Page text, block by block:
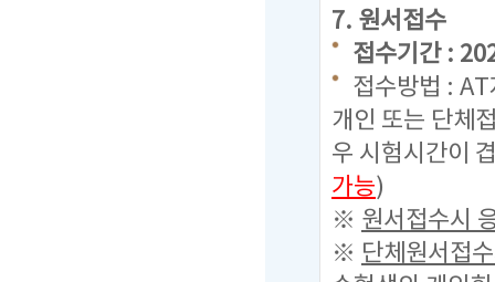
7. 원서접수
접수기간 :
접수방법 :
개인 또는 단체
우 시험시간이
가능)
※ 원서접수시
※ 단체원서접